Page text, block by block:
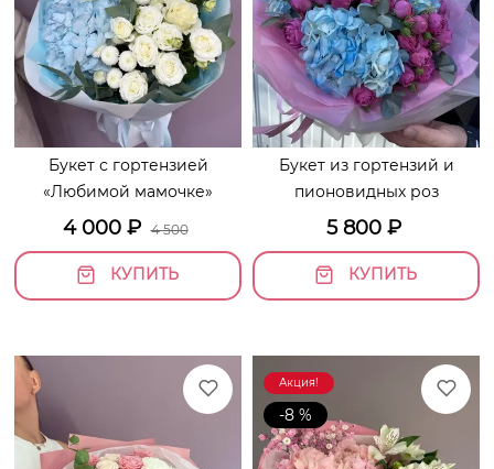
Букет с гортензией
«Любимой мамочке»
4 000₽ 4 500
КУПИТЬ
Букет из гортензий и
пионовидных роз
5 800₽
КУПИТЬ
Акция!
-8 %